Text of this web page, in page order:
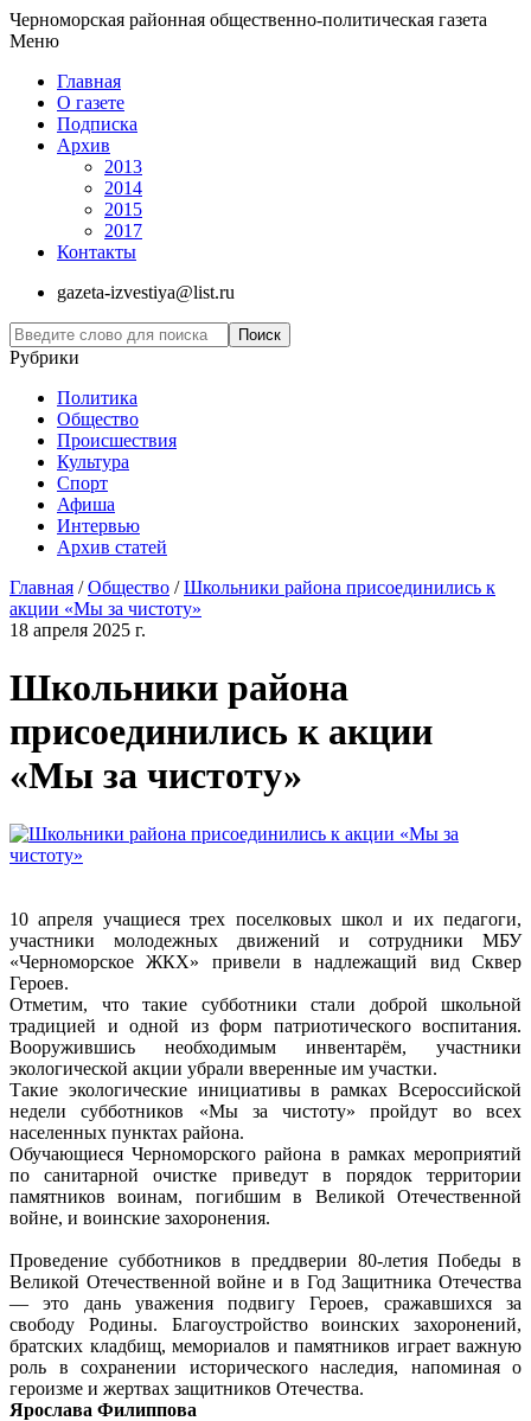
Черноморская районная общественно-политическая газета
Меню
Главная
О газете
Подписка
Архив
2013
2014
2015
2017
Контакты
gazeta-izvestiya@list.ru
Рубрики
Политика
Общество
Проиcшествия
Культура
Спорт
Афиша
Интервью
Архив статей
Главная /Общество /Школьники района присоединились к
акции «Мы за чистоту»
18 апреля 2025 г.
Школьники района
присоединились к акции
«Мы за чистоту»
10 апреля учащиеся трех поселковых школ и их педагоги,
участники молодежных движений и сотрудники МБУ
«Черноморское ЖКХ» привели в надлежащий вид Сквер
Героев.
Отметим, что такие субботники стали доброй школьной
традицией и одной из форм патриотического воспитания.
Вооружившись необходимым инвентарём, участники
экологической акции убрали вверенные им участки.
Такие экологические инициативы в рамках Всероссийской
недели субботников «Мы за чистоту» пройдут во всех
населенных пунктах района.
Обучающиеся Черноморского района в рамках мероприятий
по санитарной очистке приведут в порядок территории
памятников воинам, погибшим в Великой Отечественной
войне, и воинские захоронения.
Проведение субботников в преддверии 80-летия Победы в
Великой Отечественной войне и в Год Защитника Отечества
— это дань уважения подвигу Героев, сражавшихся за
свободу Родины. Благоустройство воинских захоронений,
братских кладбищ, мемориалов и памятников играет важную
роль в сохранении исторического наследия, напоминая о
героизме и жертвах защитников Отечества.
Ярослава Филиппова